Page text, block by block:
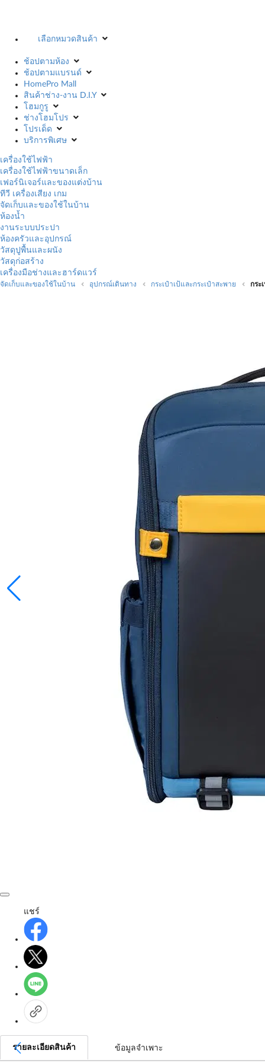
เลือกหมวดสินค้า
ช้อปตามห้อง
ช้อปตามแบรนด์
HomePro Mall
สินค้าช่าง-งาน D.I.Y
โฮมกูรู
ช่างโฮมโปร
โปรเด็ด
บริการพิเศษ
เครื่องใช้ไฟฟ้า
เครื่องใช้ไฟฟ้าขนาดเล็ก
เฟอร์นิเจอร์และของแต่งบ้าน
ทีวี เครื่องเสียง เกม
จัดเก็บและของใช้ในบ้าน
ห้องน้ำ
งานระบบประปา
ห้องครัวและอุปกรณ์
วัสดุปูพื้นและผนัง
วัสดุก่อสร้าง
เครื่องมือช่างและฮาร์ดแวร์
จัดเก็บและของใช้ในบ้าน อุปกรณ์เดินทาง กระเป๋าเป้และกระเป๋าสะพาย กระ
แชร์
รายละเอียดสินค้า ข้อมูลจำเพาะ